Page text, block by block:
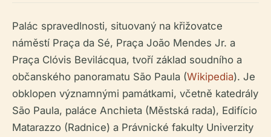
Palác spravedlnosti, situovaný na křižovatce
náměstí Praça da Sé, Praça João Mendes Jr. a
Praça Clóvis Bevilácqua, tvoří základ soudního a
občanského panoramatu São Paula (Wikipedia). Je
obklopen významnými památkami, včetně katedrály
São Paula, paláce Anchieta (Městská rada), Edifício
Matarazzo (Radnice) a Právnické fakulty Univerzity